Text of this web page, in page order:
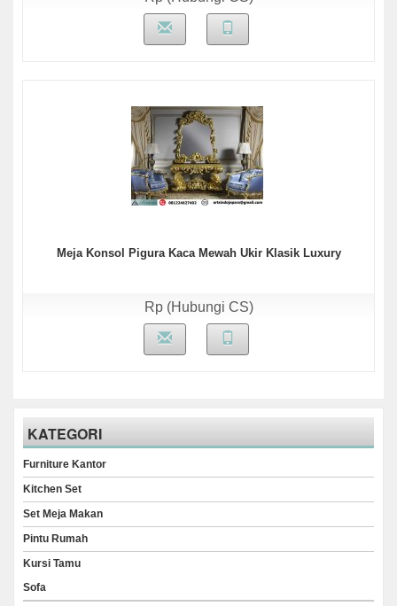
Meja Konsol Pigura Kaca Mewah Ukir Klasik Luxury
Rp (Hubungi CS)
KATEGORI
Furniture Kantor
Kitchen Set
Set Meja Makan
Pintu Rumah
Kursi Tamu
Sofa